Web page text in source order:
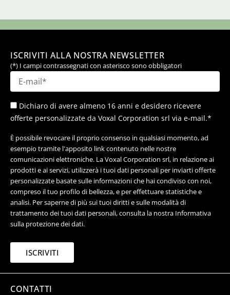
ISCRIVITI ALLA NOSTRA NEWSLETTER
(*) I campi contrassegnati con asterisco sono obbligatori
Dichiaro di avere almeno 16 anni e desidero ricevere
offerte personalizzate da Voxal Corporation srl via e-mail.*
È possibile revocare il proprio consenso in qualsiasi momento, ad
esempio tramite l'apposito link contenuto nelle nostre
comunicazioni elettroniche. La Voxal Corporation srl, in relazione ai
prodotti e ai servizi, utilizzerà i tuoi dati personali per inviarti offerte
personalizzate basate sulle informazioni che hai condiviso con noi,
compreso il tuo profilo di bellezza, e per effettuare statistiche e
analisi. Per saperne di più sui tuoi diritti e sulle modalità di
trattamento dei tuoi dati personali, consulta la nostra Informativa
sulla protezione dei dati.
ISCRIVITI
CONTATTI